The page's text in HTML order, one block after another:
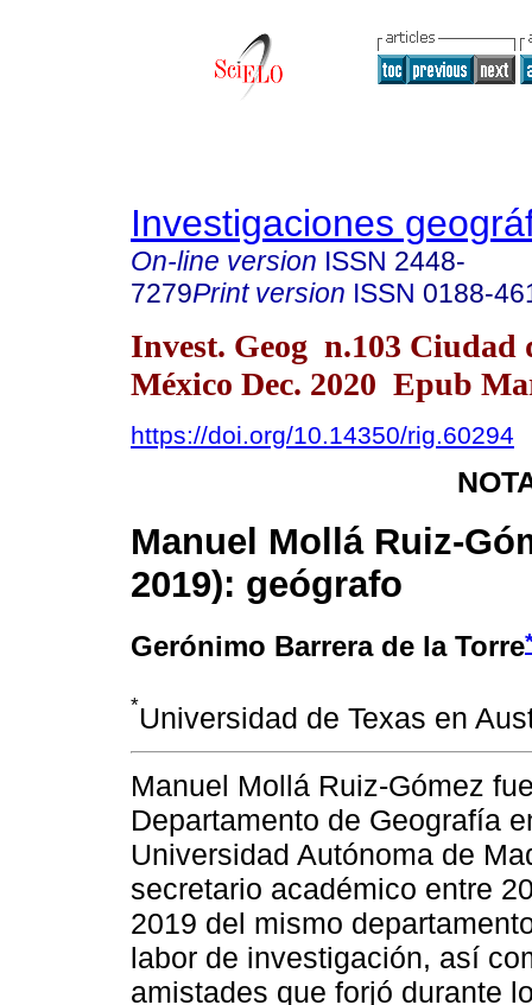
Investigaciones
On-line version ISSN 2448-
7279Print version ISSN 0188-
Invest. Geog n.103 Ciudad
México Dec. 2020 Epub
https://doi.org/10.14350/rig.60294
Manuel Mollá Ruiz-
2019): geógrafo
Gerónimo Barrera de la Torre
*Universidad de Texas en
Manuel Mollá Ruiz-Gómez
Departamento de Geografía
Universidad Autónoma de
secretario académico entre
2019 del mismo
labor de investigación, así
amistades que forjó durante